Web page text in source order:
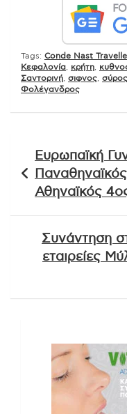
Tags: Conde Nast
Κεφαλονία
κρήτη
Σαντορινή σιφνος σύρος
Φολέγανδρος
άρθρων
Ευρωπαϊκή
Αθηναϊκός
Συνάντηση
εταιρείες